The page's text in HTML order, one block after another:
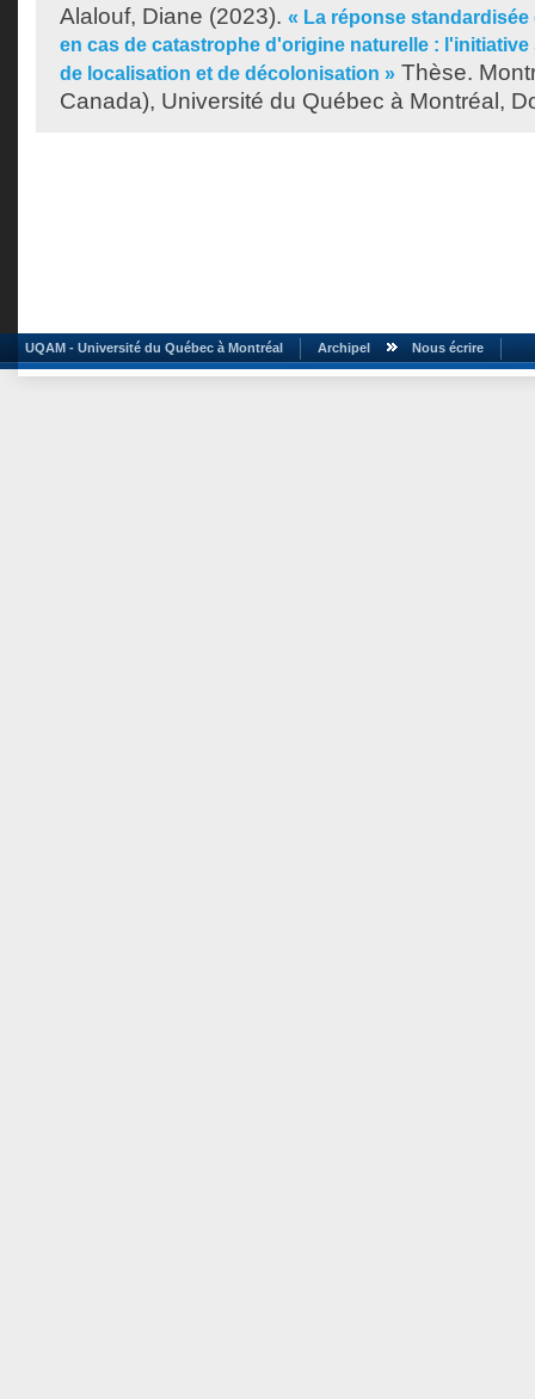
Alalouf, Diane (2023). « La réponse
en cas de catastrophe d'origine naturelle : l'initiative
de localisation et de décolonisation » Thèse.
Canada), Université du Québec à Montréal,
UQAM - Université du Québec à Montréal Archipel Nous écrire